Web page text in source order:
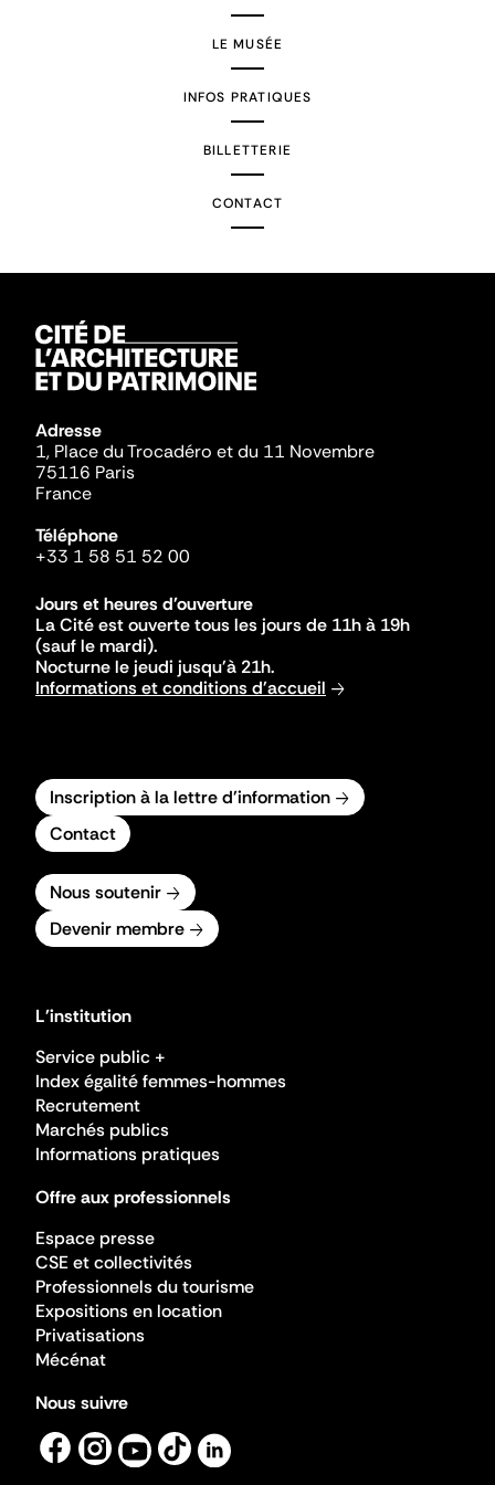
LE MUSÉE
INFOS PRATIQUES
BILLETTERIE
CONTACT
Adresse
1, Place du Trocadéro et du 11 Novembre
75116 Paris
France
Téléphone
+33 1 58 51 52 00
Jours et heures d'ouverture
La Cité est ouverte tous les jours de 11h à 19h
(sauf le mardi).
Nocturne le jeudi jusqu'à 21h.
Informations et conditions d'accueil
Inscription à la lettre d'information
Contact
Nous soutenir
Devenir membre
L'institution
Service public +
Index égalité femmes-hommes
Recrutement
Marchés publics
Informations pratiques
Offre aux professionnels
Espace presse
CSE et collectivités
Professionnels du tourisme
Expositions en location
Privatisations
Mécénat
Nous suivre